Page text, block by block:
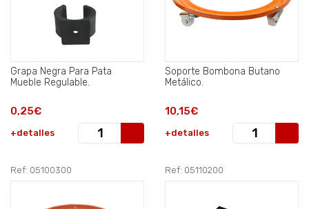
Grapa Negra Para Pata
Mueble Regulable.
0,25€
+detalles
Soporte Bombona Butano
Metálico.
10,15€
+detalles
Ref: 05100300 Ref: 05110200